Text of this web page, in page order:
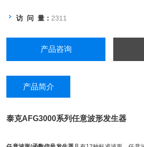
访 问 量： 2311
产品咨询
产品简介
泰克AFG3000系列任意波形发生器